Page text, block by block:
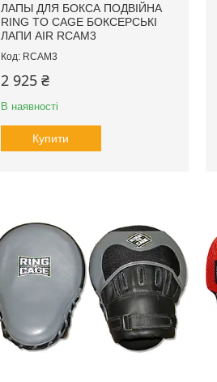
ЛАПЫ ДЛЯ БОКСА ПОДВІЙНА
RING TO CAGE БОКСЕРСЬКІ
ЛАПИ AIR RCAM3
RCAM3
2 925 ₴
В наявності
Купити